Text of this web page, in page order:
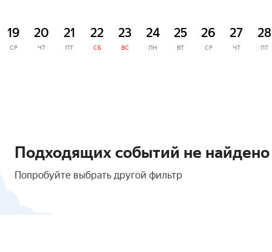
19
СР
20
ЧТ
21
ПТ
22
СБ
23
ВС
24
ПН
25
ВТ
26
СР
27
ЧТ
28
ПТ
Подходящих событий не найдено
Попробуйте выбрать другой фильтр